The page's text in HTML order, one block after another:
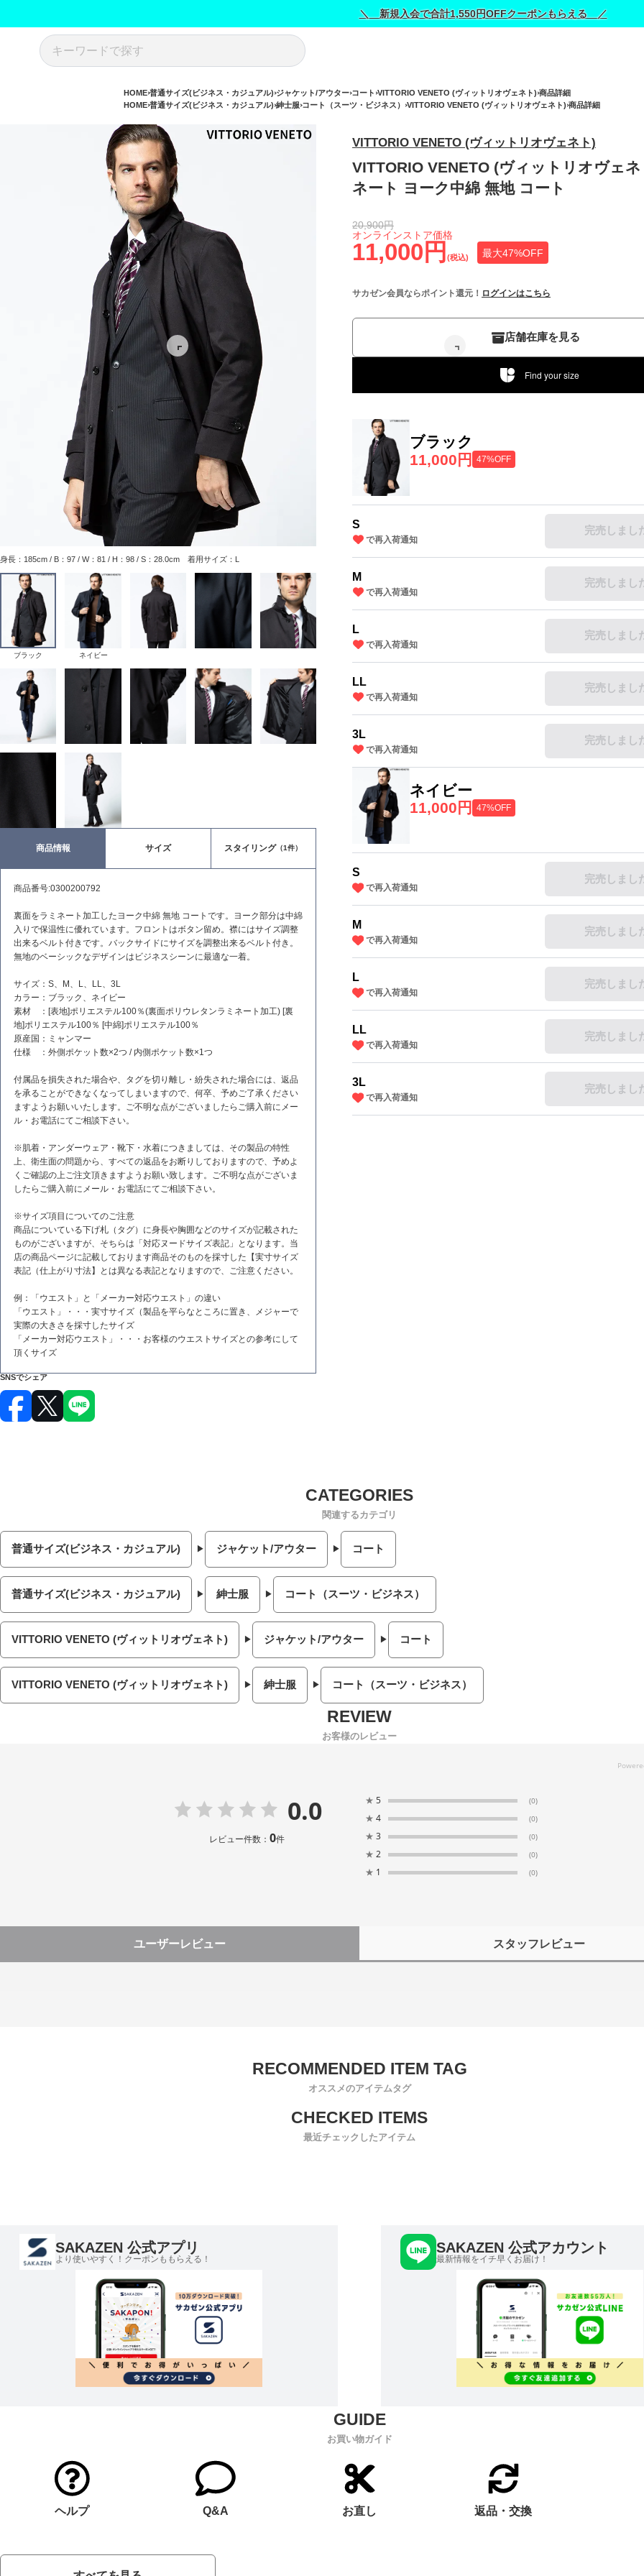
＼ 新規入会で合計1,550円OFFクーポンもらえる ／
HOME 普通サイズ(ビジネス・カジュアル) ジャケット/アウター コート VITTORIO VENETO (ヴィットリオヴェネト) 商品詳細
HOME 普通サイズ(ビジネス・カジュアル) 紳士服 コート（スーツ・ビジネス） VITTORIO VENETO (ヴィットリオヴェネト) 商品詳細
VITTORIO VENETO (ヴィットリオヴェネト)
VITTORIO VENETO (ヴィットリオヴェネ
ネート ヨーク中綿 無地 コート
11,000円 (税込) 最大47%OFF
オンラインストア価格
20,900円
サカゼン会員ならポイント還元！ ログインはこちら
店舗在庫を見る
Find your size
ブラック
11,000円
47%OFF
S
で再入荷通知
完売しまし
M
で再入荷通知
完売しまし
L
で再入荷通知
完売しまし
LL
で再入荷通知
完売しまし
3L
で再入荷通知
完売しまし
ネイビー
11,000円
47%OFF
S
で再入荷通知
完売しまし
M
で再入荷通知
完売しまし
L
で再入荷通知
完売しまし
LL
で再入荷通知
完売しまし
3L
で再入荷通知
完売しまし
身長：185cm / B：97 / W：81 / H：98 / S：28.0cm 着用サイズ：L
ブラック ネイビー
商品情報 サイズ スタイリング（1件）
商品番号:0300200792
裏面をラミネート加工したヨーク中綿 無地 コートです。ヨーク部分は中綿
入りで保温性に優れています。フロントはボタン留め。襟にはサイズ調整
出来るベルト付きです。バックサイドにサイズを調整出来るベルト付き。
無地のベーシックなデザインはビジネスシーンに最適な一着。
サイズ：S、M、L、LL、3L
カラー：ブラック、ネイビー
素材 ：[表地]ポリエステル100％(裏面ポリウレタンラミネート加工) [裏
地]ポリエステル100％ [中綿]ポリエステル100％
原産国：ミャンマー
仕様 ：外側ポケット数×2つ / 内側ポケット数×1つ
付属品を損失された場合や、タグを切り離し・紛失された場合には、返品
を承ることができなくなってしまいますので、何卒、予めご了承ください
ますようお願いいたします。ご不明な点がございましたらご購入前にメー
ル・お電話にてご相談下さい。
※肌着・アンダーウェア・靴下・水着につきましては、その製品の特性
上、衛生面の問題から、すべての返品をお断りしておりますので、予めよ
くご確認の上ご注文頂きますようお願い致します。ご不明な点がございま
したらご購入前にメール・お電話にてご相談下さい。
※サイズ項目についてのご注意
商品についている下げ札（タグ）に身長や胸囲などのサイズが記載された
ものがございますが、そちらは「対応ヌードサイズ表記」となります。当
店の商品ページに記載しております商品そのものを採寸した【実寸サイズ
表記（仕上がり寸法】とは異なる表記となりますので、ご注意ください。
例：「ウエスト」と「メーカー対応ウエスト」の違い
「ウエスト」・・・実寸サイズ（製品を平らなところに置き、メジャーで
実際の大きさを採寸したサイズ
「メーカー対応ウエスト」・・・お客様のウエストサイズとの参考にして
頂くサイズ
SNSでシェア
関連するカテゴリ
普通サイズ(ビジネス・カジュアル) ジャケット/アウター コート
普通サイズ(ビジネス・カジュアル) 紳士服 コート（スーツ・ビジネス）
VITTORIO VENETO (ヴィットリオヴェネト) ジャケット/アウター コート
VITTORIO VENETO (ヴィットリオヴェネト) 紳士服 コート（スーツ・ビジネス）
お客様のレビュー
0.0
レビュー件数： 0件
★ 5 (0)
★ 4 (0)
★ 3 (0)
★ 2 (0)
★ 1 (0)
ユーザーレビュー スタッフレビュー
オススメのアイテムタグ
最近チェックしたアイテム
SAKAZEN 公式アプリ
より使いやすく！クーポンももらえる！
SAKAZEN 公式アカウント
最新情報をイチ早くお届け！
お買い物ガイド
ヘルプ Q&A お直し 返品・交換